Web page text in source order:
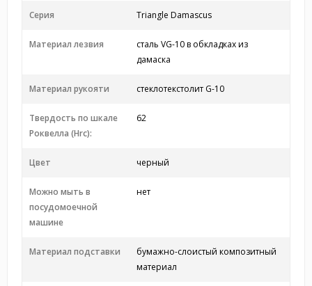
Серия Triangle Damascus
Материал лезвия
сталь VG-10 в обкладках из
дамаска
Материал рукояти стеклотекстолит G-10
Твердость по шкале
Роквелла (Hrc):
62
Цвет черный
Можно мыть в
посудомоечной
машине
нет
Материал подставки
бумажно-слоистый композитный
материал